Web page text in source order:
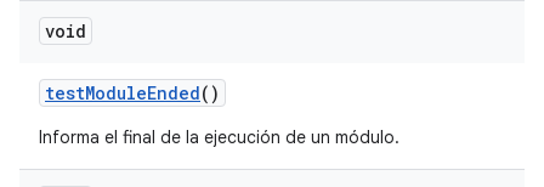
void
testModuleEnded()
Informa el final de la ejecución de un módulo.